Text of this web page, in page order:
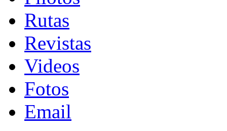
Rutas
Revistas
Videos
Fotos
Email